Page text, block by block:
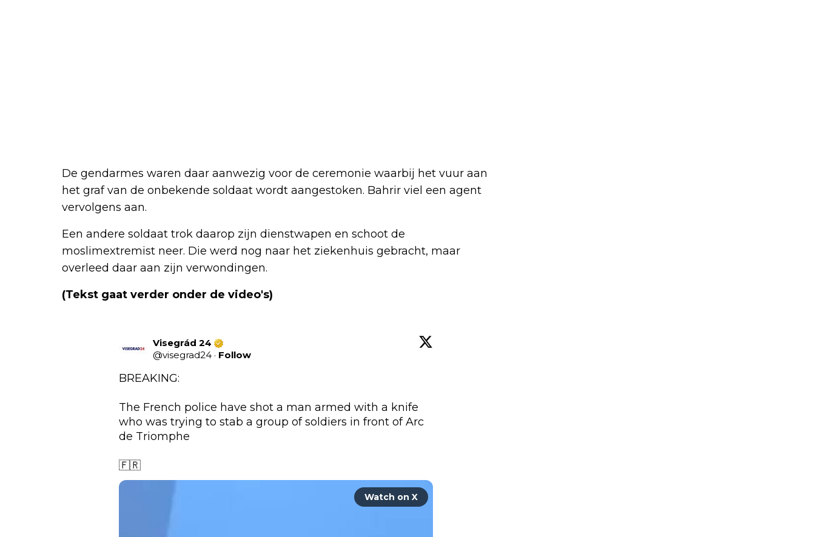
De gendarmes waren daar aanwezig voor de ceremonie waarbij het vuur aan
het graf van de onbekende soldaat wordt aangestoken. Bahrir viel een agent
vervolgens aan.
Een andere soldaat trok daarop zijn dienstwapen en schoot de
moslimextremist neer. Die werd nog naar het ziekenhuis gebracht, maar
overleed daar aan zijn verwondingen.
(Tekst gaat verder onder de video's)
Visegrád 24
@visegrad24 · Follow
BREAKING:
The French police have shot a man armed with a knife
who was trying to stab a group of soldiers in front of Arc
de Triomphe
🇫🇷
Watch on X